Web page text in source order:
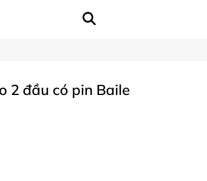
2 đầu có pin Baile